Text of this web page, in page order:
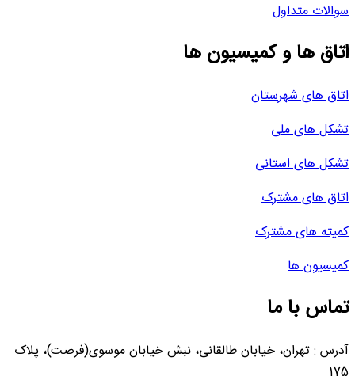
سوالات متداول
اتاق ها و کمیسیون ها
اتاق های شهرستان
تشکل های ملی
تشکل های استانی
اتاق های مشترک
کمیته های مشترک
کمیسیون ها
تماس با ما
آدرس : تهران، خیابان طالقانی، نبش خیابان موسوی(فرصت)، پلاک
175